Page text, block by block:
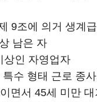
9조에 의거 생계
남은 자
상인 자영업자
수 형태 근로 종
면서 45세 미만